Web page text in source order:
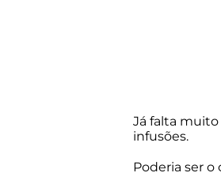
Já falta
infusões.
Poderia ser